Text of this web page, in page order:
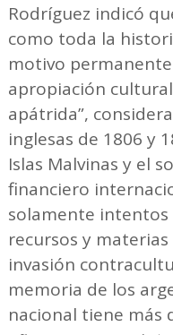
Rodríguez indicó
como toda la
motivo
apropiación
apátrida”,
inglesas de 1806 y
Islas Malvinas y el
financiero
solamente
recursos y
invasión
memoria de los
nacional tiene más